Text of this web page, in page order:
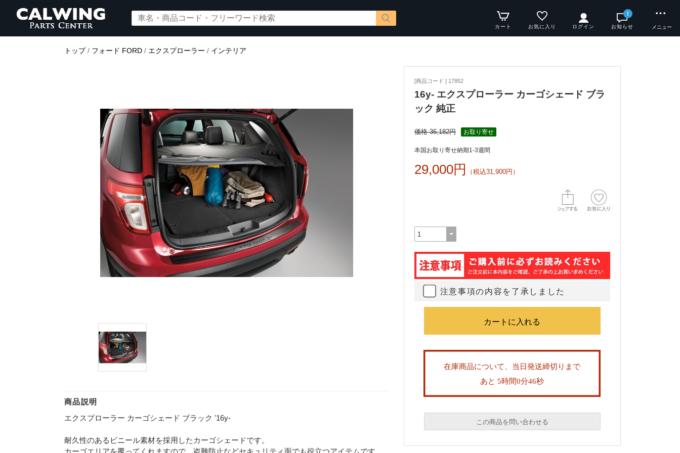
カート お気に入り ログイン
!
お知らせ メニュー
トップ/ フォード FORD / エクスプローラー / インテリア
商品説明
エクスプローラー カーゴシェード ブラック '16y-
耐久性のあるビニール素材を採用したカーゴシェードです。
カーゴエリアを覆ってくれますので、盗難防止などセキュリティ面でも役立つアイテムです。
[商品コード ] 17852
16y- エクスプローラー カーゴシェード ブラ
ック 純正
価格 36,182円 お取り寄せ
本国お取り寄せ納期1-3週間
29,000円 （税込31,900円）
注意事項の内容を了承しました
在庫商品について、当日発送締切りまで
あと 5時間0分45秒
この商品を問い合わせる